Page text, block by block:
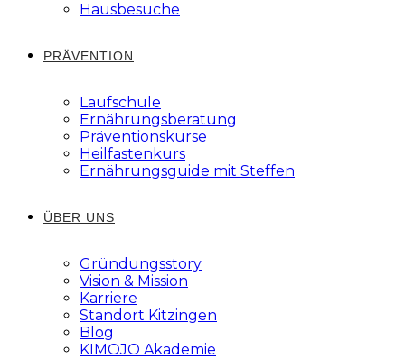
Hausbesuche
PRÄVENTION
Laufschule
Ernährungsberatung
Präventionskurse
Heilfastenkurs
Ernährungsguide mit Steffen
ÜBER UNS
Gründungsstory
Vision & Mission
Karriere
Standort Kitzingen
Blog
KIMOJO Akademie